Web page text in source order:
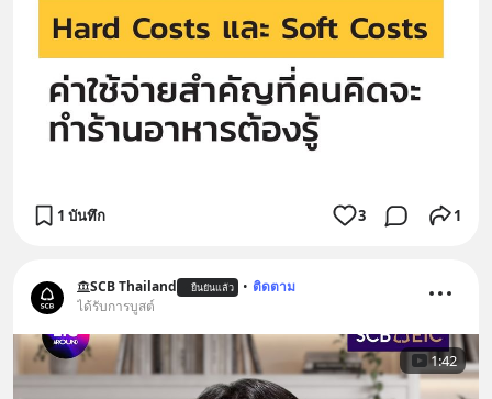
1 บันทึก 3 1
SCB Thailand ยืนยันแล้ว • ติดตาม
ได้รับการบูสต์
1:42